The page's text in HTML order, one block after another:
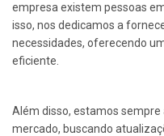
empresa existem pessoas
isso, nos dedicamos a
necessidades, oferecendo
eficiente.
Além disso, estamos
mercado, buscando